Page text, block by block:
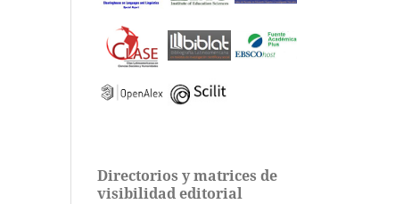
Directorios y matrices de
visibilidad editorial